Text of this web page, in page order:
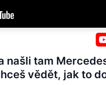
našli tam
vědět, jak to